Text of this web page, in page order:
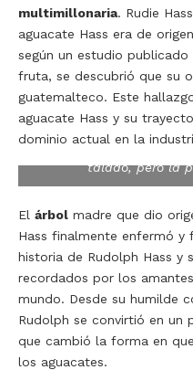
multimillonaria. Rudie
aguacate Hass era de
según un estudio publicado
fruta, se descubrió que su
guatemalteco. Este
aguacate Hass y su
dominio actual en la
Fuente: BBC. La
la sociedad histórica
contribución de
placa colocada al lado
Heights. El árbol ya
talado, pero la
El árbol madre que dio
Hass finalmente enfermó y
historia de Rudolph Hass y
recordados por los
mundo. Desde su humilde
Rudolph se convirtió en un
que cambió la forma en
los aguacates.